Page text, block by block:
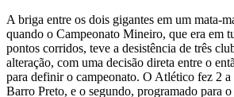
A briga entre os dois gigantes em um mata-
quando o Campeonato Mineiro, que era em
pontos corridos, teve a desistência de três
alteração, com uma decisão direta entre o
para definir o campeonato. O Atlético fez 2
Barro Preto, e o segundo, programado para